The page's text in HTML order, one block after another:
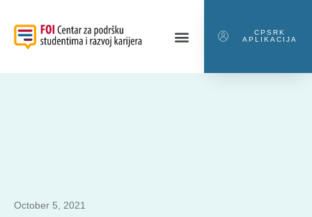
CPSRK
APLIKACIJA
October 5, 2021